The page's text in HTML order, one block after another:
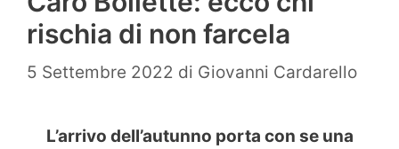
rischia di non farcela
5 Settembre 2022 di Giovanni Cardarello
L’arrivo dell’autunno porta con se una